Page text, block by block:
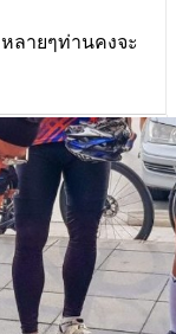
ลายๆท่านคงจะ